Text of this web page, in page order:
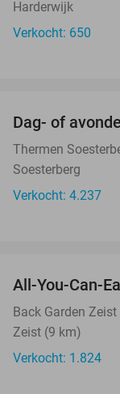
Harderwijk
Verkocht: 650
Dag- of
Thermen
Soesterberg
Verkocht: 4.237
All-You-Can-
Back Garden Zeist
Zeist (9 km)
Verkocht: 1.824